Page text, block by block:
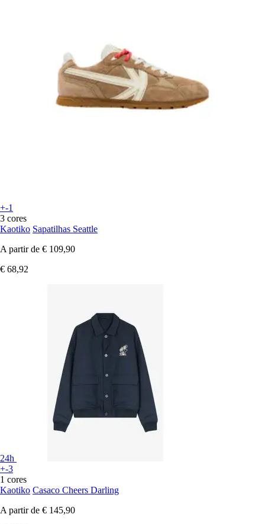
+-1
3 cores
Kaotiko Sapatilhas Seattle
A partir de € 109,90
€ 68,92
24h
+-3
1 cores
Kaotiko Casaco Cheers Darling
A partir de € 145,90